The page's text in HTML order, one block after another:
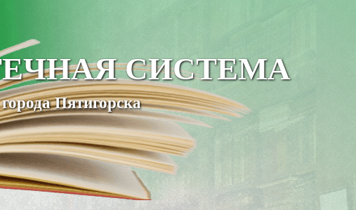
СИСТЕМА
Пятигорска